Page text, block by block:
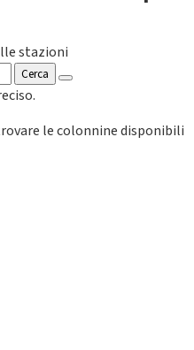
stazioni
Cerca
le colonnine disponibili